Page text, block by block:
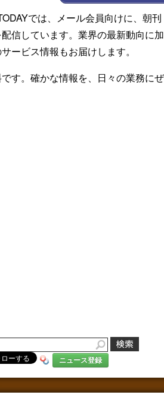
では、メール会員向けに、朝
信しています。業界の最新動向に
ービス情報もお届けします。
す。確かな情報を、日々の業務に
ニュース登録